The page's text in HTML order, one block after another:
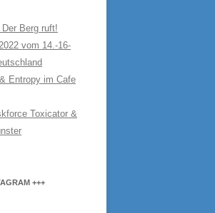
Berg ruft!
vom 14.-16-
Entropy im Cafe
Toxicator &
+++